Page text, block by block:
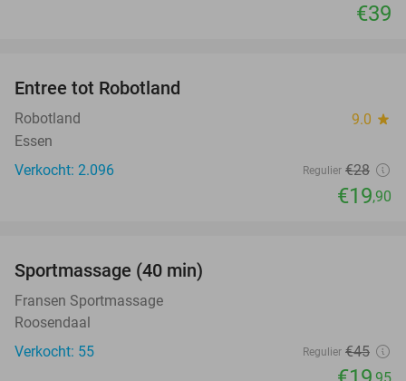
€39
Entree tot Robotland
Robotland 9.0 star
Essen
Verkocht: 2.096
Regulier €28
€19,90
Sportmassage (40 min)
Fransen Sportmassage
Roosendaal
Verkocht: 55
Regulier €45